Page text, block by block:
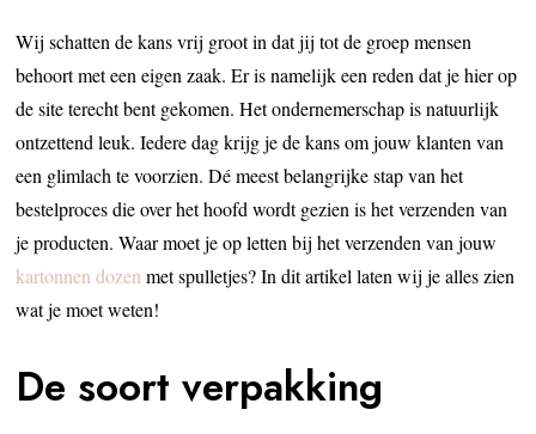
Wij schatten de kans vrij groot in dat jij tot de groep mensen
behoort met een eigen zaak. Er is namelijk een reden dat je hier op
de site terecht bent gekomen. Het ondernemerschap is natuurlijk
ontzettend leuk. Iedere dag krijg je de kans om jouw klanten van
een glimlach te voorzien. Dé meest belangrijke stap van het
bestelproces die over het hoofd wordt gezien is het verzenden van
je producten. Waar moet je op letten bij het verzenden van jouw
kartonnen dozen met spulletjes? In dit artikel laten wij je alles zien
wat je moet weten!
De soort verpakking